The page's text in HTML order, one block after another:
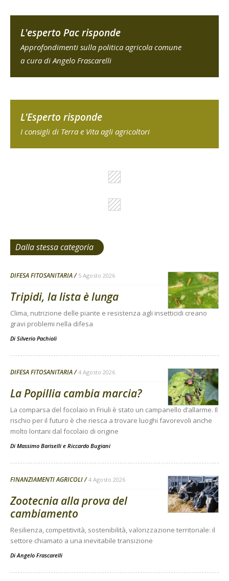
L'esperto Pac risponde
Approfondimenti sulla politica agricola comune
a cura di Angelo Frascarelli
L'Esperto risponde
I consigli di Terra e Vita agli agricoltori
Dalla stessa categoria
DIFESA FITOSANITARIA 5 Agosto 2026
Tripidi, la lista è lunga
Clima, nutrizione delle piante e resistenza agli insetticidi creano
gravi problemi nella difesa
Di Silverio Pachioli
DIFESA FITOSANITARIA 4 Agosto 2026
La Popillia cambia marcia?
La comparsa del focolaio in Friuli è stato un campanello d’allarme. Il
rischio per il futuro è che riesca a trovare luoghi favorevoli anche
molto lontani dal focolaio di origine
Di Massimo Bariselli e Riccardo Bugiani
FINANZIAMENTI AGRICOLI 4 Agosto 2026
Zootecnia alla prova del
cambiamento
Resilienza, competitività, sostenibilità, valorizzazione territoriale: il
settore chiamato a una inevitabile transizione
DiAngelo Frascarelli